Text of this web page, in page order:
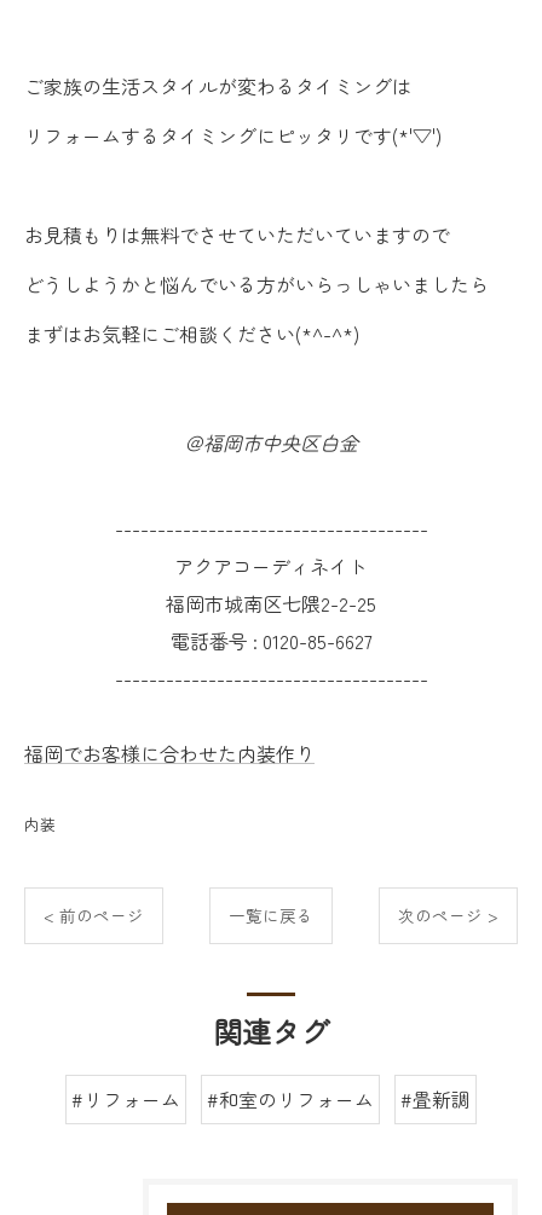
ご家族の生活スタイルが変わるタイミングは
リフォームするタイミングにピッタリです(*'▽')
お見積もりは無料でさせていただいていますので
どうしようかと悩んでいる方がいらっしゃいましたら
まずはお気軽にご相談ください(*^-^*)
＠福岡市中央区白金
-------------------------------------
アクアコーディネイト
福岡市城南区七隈2-2-25
電話番号 : 0120-85-6627
-------------------------------------
福岡でお客様に合わせた内装作り
内装
< 前のページ 一覧に戻る 次のページ >
関連タグ
#リフォーム #和室のリフォーム #畳新調